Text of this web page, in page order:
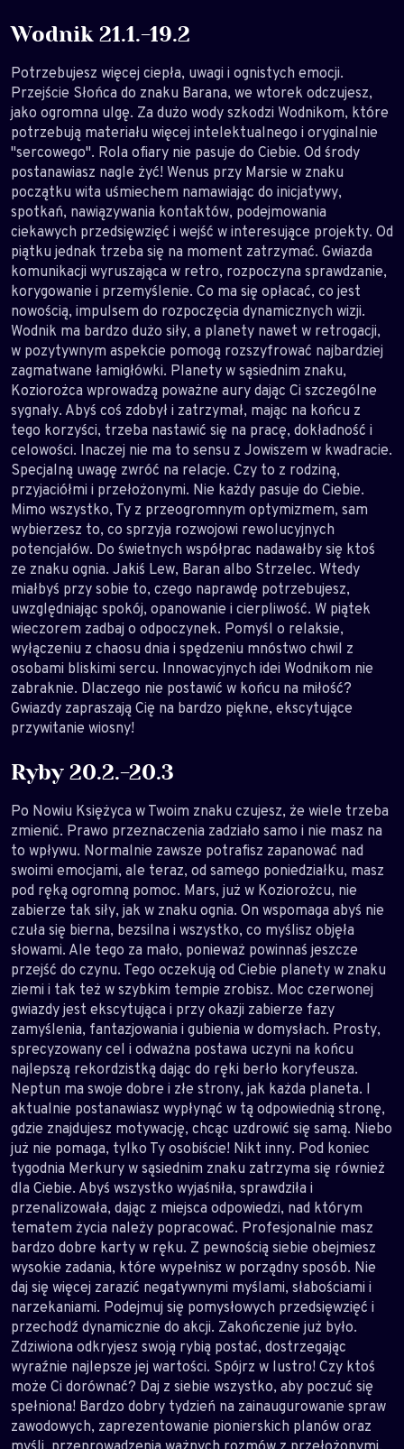
Wodnik 21.1.-19.2
Potrzebujesz więcej ciepła, uwagi i ognistych emocji.
Przejście Słońca do znaku Barana, we wtorek odczujesz,
jako ogromna ulgę. Za dużo wody szkodzi Wodnikom, które
potrzebują materiału więcej intelektualnego i oryginalnie
"sercowego". Rola ofiary nie pasuje do Ciebie. Od środy
postanawiasz nagle żyć! Wenus przy Marsie w znaku
początku wita uśmiechem namawiając do inicjatywy,
spotkań, nawiązywania kontaktów, podejmowania
ciekawych przedsięwzięć i wejść w interesujące projekty. Od
piątku jednak trzeba się na moment zatrzymać. Gwiazda
komunikacji wyruszająca w retro, rozpoczyna sprawdzanie,
korygowanie i przemyślenie. Co ma się opłacać, co jest
nowością, impulsem do rozpoczęcia dynamicznych wizji.
Wodnik ma bardzo dużo siły, a planety nawet w retrogacji,
w pozytywnym aspekcie pomogą rozszyfrować najbardziej
zagmatwane łamigłówki. Planety w sąsiednim znaku,
Koziorożca wprowadzą poważne aury dając Ci szczególne
sygnały. Abyś coś zdobył i zatrzymał, mając na końcu z
tego korzyści, trzeba nastawić się na pracę, dokładność i
celowości. Inaczej nie ma to sensu z Jowiszem w kwadracie.
Specjalną uwagę zwróć na relacje. Czy to z rodziną,
przyjaciółmi i przełożonymi. Nie każdy pasuje do Ciebie.
Mimo wszystko, Ty z przeogromnym optymizmem, sam
wybierzesz to, co sprzyja rozwojowi rewolucyjnych
potencjałów. Do świetnych współprac nadawałby się ktoś
ze znaku ognia. Jakiś Lew, Baran albo Strzelec. Wtedy
miałbyś przy sobie to, czego naprawdę potrzebujesz,
uwzględniając spokój, opanowanie i cierpliwość. W piątek
wieczorem zadbaj o odpoczynek. Pomyśl o relaksie,
wyłączeniu z chaosu dnia i spędzeniu mnóstwo chwil z
osobami bliskimi sercu. Innowacyjnych idei Wodnikom nie
zabraknie. Dlaczego nie postawić w końcu na miłość?
Gwiazdy zapraszają Cię na bardzo piękne, ekscytujące
przywitanie wiosny!
Ryby 20.2.-20.3
Po Nowiu Księżyca w Twoim znaku czujesz, że wiele trzeba
zmienić. Prawo przeznaczenia zadziało samo i nie masz na
to wpływu. Normalnie zawsze potrafisz zapanować nad
swoimi emocjami, ale teraz, od samego poniedziałku, masz
pod ręką ogromną pomoc. Mars, już w Koziorożcu, nie
zabierze tak siły, jak w znaku ognia. On wspomaga abyś nie
czuła się bierna, bezsilna i wszystko, co myślisz objęła
słowami. Ale tego za mało, ponieważ powinnaś jeszcze
przejść do czynu. Tego oczekują od Ciebie planety w znaku
ziemi i tak też w szybkim tempie zrobisz. Moc czerwonej
gwiazdy jest ekscytująca i przy okazji zabierze fazy
zamyślenia, fantazjowania i gubienia w domysłach. Prosty,
sprecyzowany cel i odważna postawa uczyni na końcu
najlepszą rekordzistką dając do ręki berło koryfeusza.
Neptun ma swoje dobre i złe strony, jak każda planeta. I
aktualnie postanawiasz wypłynąć w tą odpowiednią stronę,
gdzie znajdujesz motywację, chcąc uzdrowić się samą. Niebo
już nie pomaga, tylko Ty osobiście! Nikt inny. Pod koniec
tygodnia Merkury w sąsiednim znaku zatrzyma się również
dla Ciebie. Abyś wszystko wyjaśniła, sprawdziła i
przenalizowała, dając z miejsca odpowiedzi, nad którym
tematem życia należy popracować. Profesjonalnie masz
bardzo dobre karty w ręku. Z pewnością siebie obejmiesz
wysokie zadania, które wypełnisz w porządny sposób. Nie
daj się więcej zarazić negatywnymi myślami, słabościami i
narzekaniami. Podejmuj się pomysłowych przedsięwzięć i
przechodź dynamicznie do akcji. Zakończenie już było.
Zdziwiona odkryjesz swoją rybią postać, dostrzegając
wyraźnie najlepsze jej wartości. Spójrz w lustro! Czy ktoś
może Ci dorównać? Daj z siebie wszystko, aby poczuć się
spełniona! Bardzo dobry tydzień na zainaugurowanie spraw
zawodowych, zaprezentowanie pionierskich planów oraz